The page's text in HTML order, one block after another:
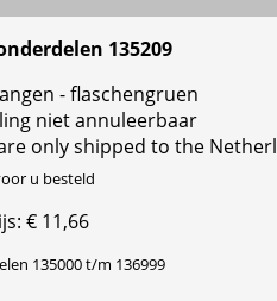
135209
- flaschengruen
niet annuleerbaar
only shipped to the
u besteld
€ 11,66
135000 t/m 136999